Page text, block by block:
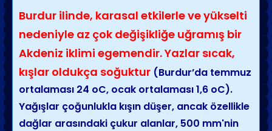
Burdur ilinde, karasal etkilerle ve yükselti
nedeniyle az çok değişikliğe uğramış bir
Akdeniz iklimi egemendir. Yazlar sıcak,
kışlar oldukça soğuktur (Burdur’da temmuz
ortalaması 24 oC, ocak ortalaması 1,6 oC).
Yağışlar çoğunlukla kışın düşer, ancak özellikle
dağlar arasındaki çukur alanlar, 500 mm'nin